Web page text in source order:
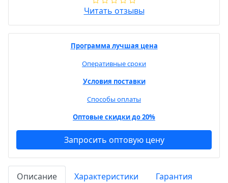
Читать отзывы
Программа лучшая цена
Оперативные сроки
Условия поставки
Способы оплаты
Оптовые скидки до 20%
Запросить оптовую цену
Описание Характеристики
Гарантия